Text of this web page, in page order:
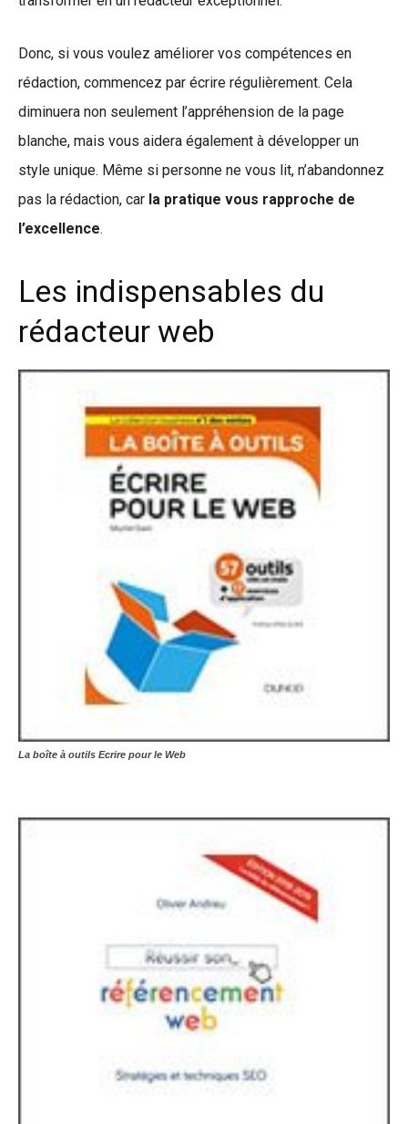
Donc, si vous voulez améliorer vos compétences en
rédaction, commencez par écrire régulièrement. Cela
diminuera non seulement l’appréhension de la page
blanche, mais vous aidera également à développer un
style unique. Même si personne ne vous lit, n’abandonnez
pas la rédaction, car la pratique vous rapproche de
l’excellence.
Les indispensables du
rédacteur web
La boîte à outils Ecrire pour le Web